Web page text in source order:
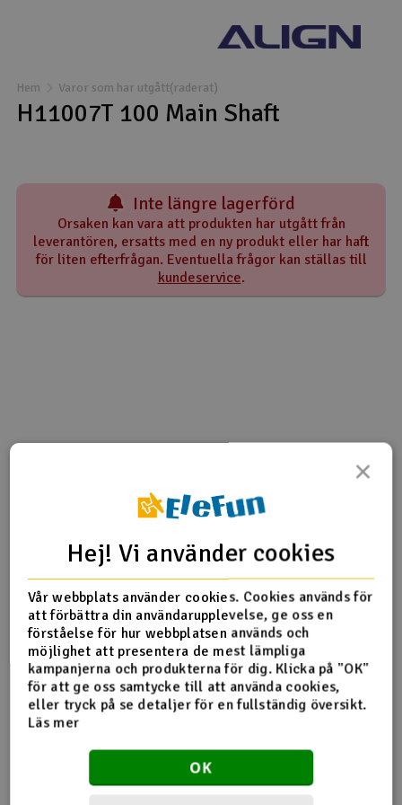
Drönare
Drönare för FPV
Helikopter
Kamerautrustning
Modellbygg- och byggsatser
Outlet
Scooter & elfordon
Smarthem, lek och hobby
Solenergi
Verktyg, utrustning och tillbehör
Presentkort
Hem Varor som har utgått(raderat)
H11007T 100 Main Shaft
Inte längre lagerförd
Orsaken kan vara att produkten har utgått från
leverantören, ersatts med en ny produkt eller har haft
för liten efterfrågan. Eventuella frågor kan ställas till
kundeservice.
Produktinformation
H11007T 100 Main Motor Set
Main Shaft(1.6x3x45.8mm) x 2
Fler detaljer
Produkten är
förknippad med
Align T-Rex 100S Super Combo
Align T-Rex 100X Super Combo
×
Hej! Vi använder cookies
Vår webbplats använder cookies. Cookies används för
att förbättra din användarupplevelse, ge oss en
förståelse för hur webbplatsen används och
möjlighet att presentera de mest lämpliga
kampanjerna och produkterna för dig. Klicka på "OK"
för att ge oss samtycke till att använda cookies,
eller tryck på se detaljer för en fullständig översikt.
Läs mer
OK